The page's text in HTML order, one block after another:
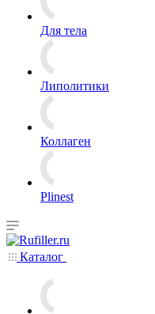
Для тела
Липолитики
Коллаген
Plinest
Каталог